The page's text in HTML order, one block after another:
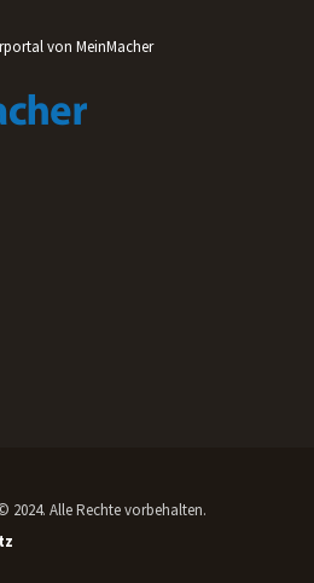
von MeinMacher
2024. Alle Rechte vorbehalten.